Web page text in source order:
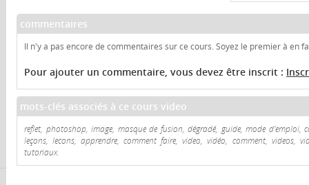
commentaires
Il n'y a pas encore de commentaires sur ce cours. Soyez le premier à en
Pour ajouter un commentaire, vous devez être inscrit :
mots-clés associés à ce cours video
reflet, photoshop, image, masque de fusion, dégradé, guide, mode d'emploi,
leçons, lecons, apprendre, comment faire, video, vidéo, comment, videos,
tutoriaux.